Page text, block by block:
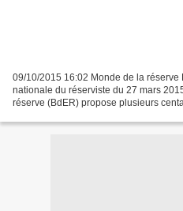
09/10/2015 16:02 Monde de la
nationale du réserviste du 27 mars
réserve (BdER) propose plusieurs